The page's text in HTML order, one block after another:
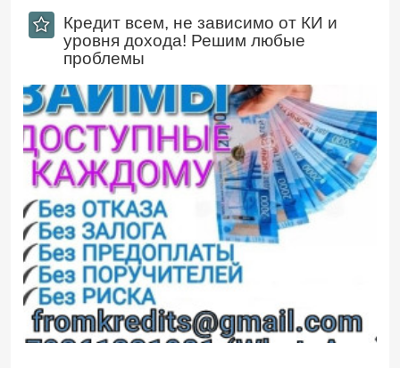
Кредит всем, не зависимо от КИ и
уровня дохода! Решим любые
проблемы